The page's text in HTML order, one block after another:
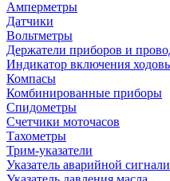
Амперметры
Датчики
Вольтметры
Держатели приборов и
Индикатор включения
Компасы
Комбинированные приборы
Спидометры
Счетчики моточасов
Тахометры
Трим-указатели
Указатель аварийной